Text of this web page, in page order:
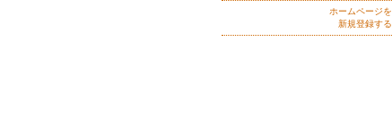
ホームページを
新規登録する